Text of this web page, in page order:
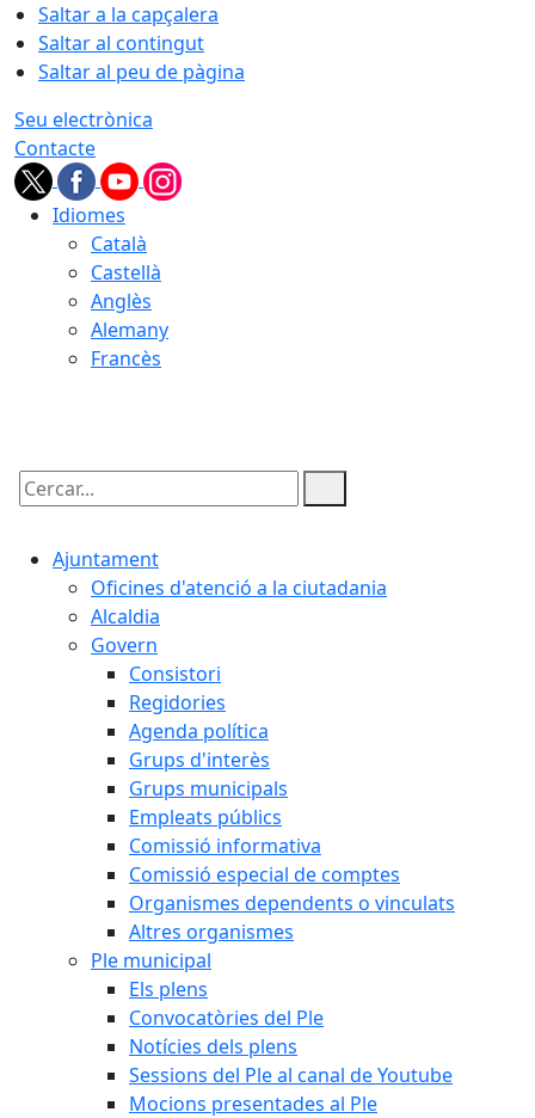
Saltar a la capçalera
Saltar al contingut
Saltar al peu de pàgina
Seu electrònica
Contacte
Idiomes
Català
Castellà
Anglès
Alemany
Francès
Cercar:
Ajuntament
Oficines d'atenció a la ciutadania
Alcaldia
Govern
Consistori
Regidories
Agenda política
Grups d'interès
Grups municipals
Empleats públics
Comissió informativa
Comissió especial de comptes
Organismes dependents o vinculats
Altres organismes
Ple municipal
Els plens
Convocatòries del Ple
Notícies dels plens
Sessions del Ple al canal de Youtube
Mocions presentades al Ple